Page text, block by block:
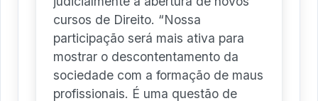
cursos de Direito. “Nossa
participação será mais ativa para
mostrar o descontentamento da
sociedade com a formação de maus
profissionais. É uma questão de